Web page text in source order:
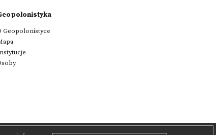
Geopolonistyce